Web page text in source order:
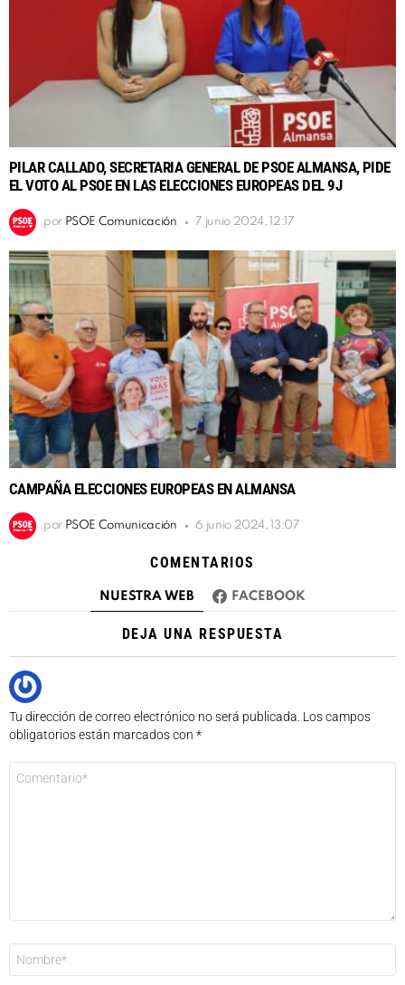
PILAR CALLADO, SECRETARIA GENERAL DE PSOE ALMANSA, PIDE
EL VOTO AL PSOE EN LAS ELECCIONES EUROPEAS DEL 9J
por PSOE Comunicación 7 junio 2024, 12:17
CAMPAÑA ELECCIONES EUROPEAS EN ALMANSA
por PSOE Comunicación 6 junio 2024, 13:07
COMENTARIOS
NUESTRA WEB FACEBOOK
DEJA UNA RESPUESTA
Tu dirección de correo electrónico no será publicada. Los campos
obligatorios están marcados con *